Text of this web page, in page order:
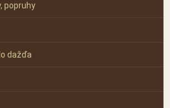
popruhy
dažďa